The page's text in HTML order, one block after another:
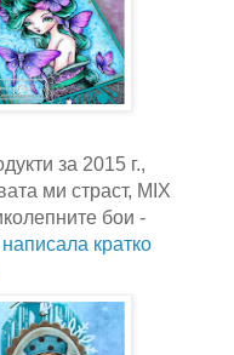
за 2015 г.,
ми страст, MIX
бои -
кратко